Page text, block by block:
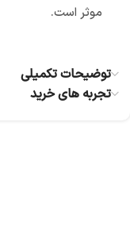
موثر است.
توضیحات تکمیلی
تجربه های خرید